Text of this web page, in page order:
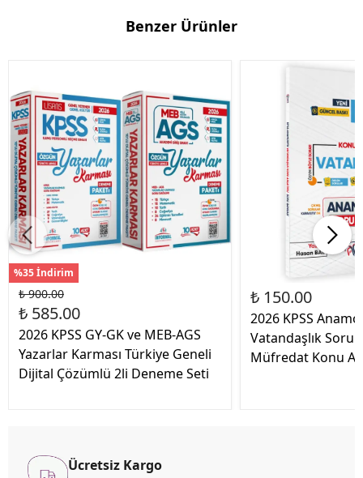
Benzer Ürünler
%35 İndirim
₺ 900.00
₺ 585.00
2026 KPSS GY-GK ve MEB-AGS
Yazarlar Karması Türkiye Geneli
Dijital Çözümlü 2li Deneme Seti
₺ 150.00
2026 KPSS
Vatandaşlık Soru
Müfredat Konu
Ücretsiz Kargo